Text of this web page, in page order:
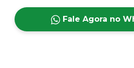
Fale Agora no